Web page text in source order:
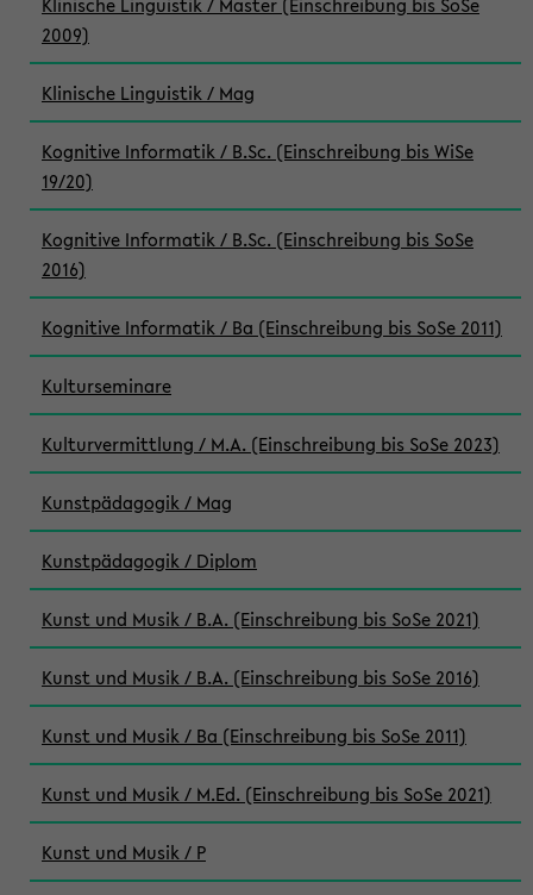
2009)
Klinische Linguistik / Mag
Kognitive Informatik / B.Sc. (Einschreibung bis WiSe
19/20)
Kognitive Informatik / B.Sc. (Einschreibung bis SoSe
2016)
Kognitive Informatik / Ba (Einschreibung bis SoSe 2011)
Kulturseminare
Kulturvermittlung / M.A. (Einschreibung bis SoSe 2023)
Kunstpädagogik / Mag
Kunstpädagogik / Diplom
Kunst und Musik / B.A. (Einschreibung bis SoSe 2021)
Kunst und Musik / B.A. (Einschreibung bis SoSe 2016)
Kunst und Musik / Ba (Einschreibung bis SoSe 2011)
Kunst und Musik / M.Ed. (Einschreibung bis SoSe 2021)
Kunst und Musik / P